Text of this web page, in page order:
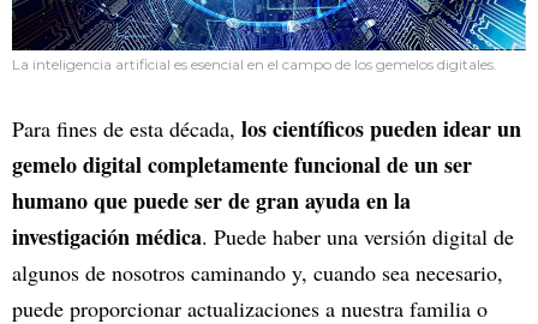
La inteligencia artificial es esencial en el campo de los gemelos digitales.
Para fines de esta década, los científicos pueden idear un
gemelo digital completamente funcional de un ser
humano que puede ser de gran ayuda en la
investigación médica. Puede haber una versión digital de
algunos de nosotros caminando y, cuando sea necesario,
puede proporcionar actualizaciones a nuestra familia o